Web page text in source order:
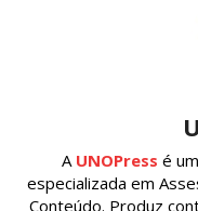
A UNOPress é
especializada em
Conteúdo. Produz